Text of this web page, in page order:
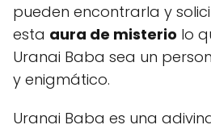
pueden encontrarla y
esta aura de misterio lo
Uranai Baba sea un
y enigmático.
Uranai Baba es una